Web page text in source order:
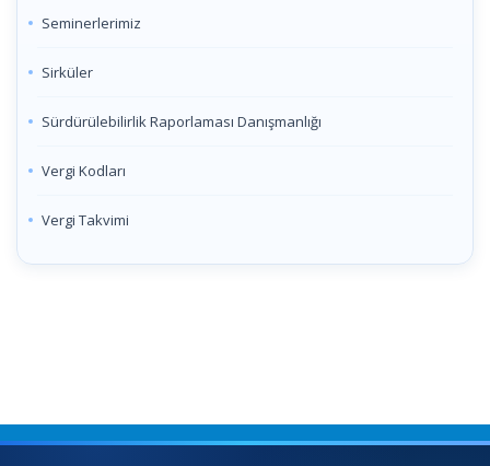
Seminerlerimiz
Sirküler
Sürdürülebilirlik Raporlaması Danışmanlığı
Vergi Kodları
Vergi Takvimi